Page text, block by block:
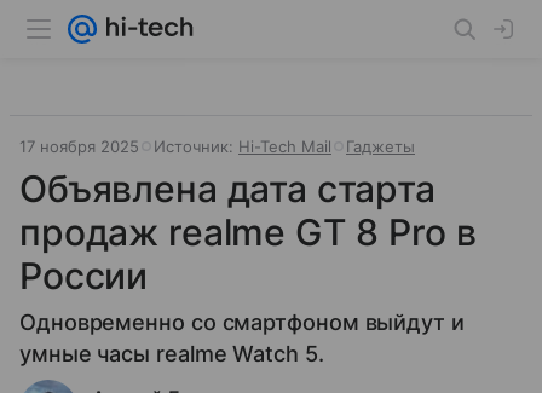
17 ноября 2025 Источник: Hi-Tech Mail Гаджеты
Объявлена дата старта
продаж realme GT 8 Pro в
России
Одновременно со смартфоном выйдут и
умные часы realme Watch 5.